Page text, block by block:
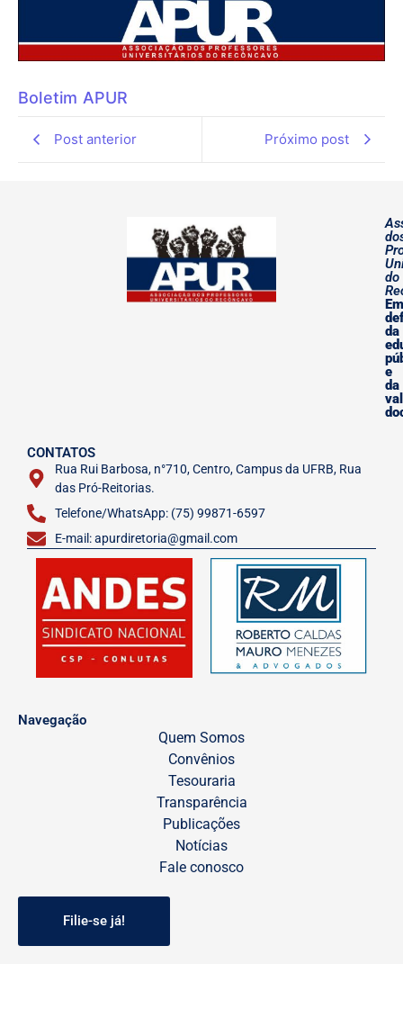
Boletim APUR
Post anterior Próximo post
do
Em
da
e
da
CONTATOS
Rua Rui Barbosa, n°710, Centro, Campus da UFRB, Rua
das Pró-Reitorias.
Telefone/WhatsApp: (75) 99871-6597
E-mail: apurdiretoria@gmail.com
Navegação
Quem Somos
Convênios
Tesouraria
Transparência
Publicações
Notícias
Fale conosco
Filie-se já!